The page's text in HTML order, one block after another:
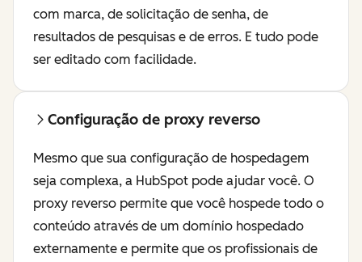
com marca, de solicitação de senha, de
resultados de pesquisas e de erros. E tudo pode
ser editado com facilidade.
Configuração de proxy reverso
Mesmo que sua configuração de hospedagem
seja complexa, a HubSpot pode ajudar você. O
proxy reverso permite que você hospede todo o
conteúdo através de um domínio hospedado
externamente e permite que os profissionais de